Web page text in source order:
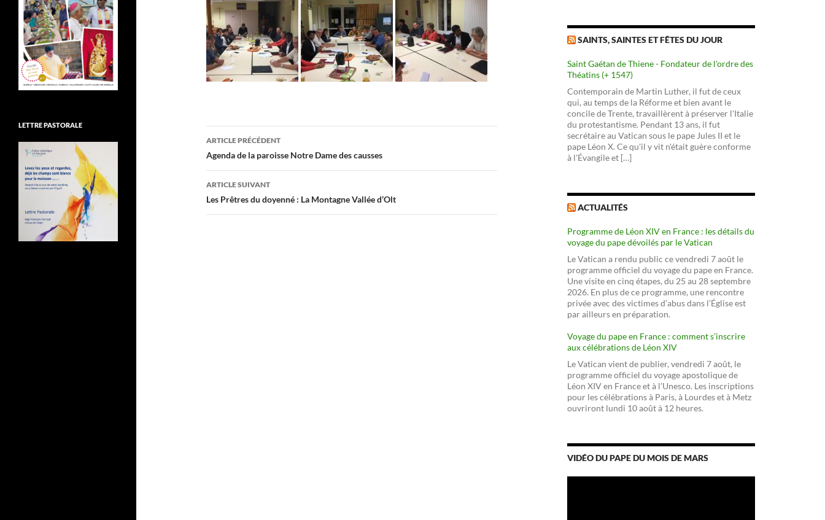
Navigation
des
articles
ARTICLE PRÉCÉDENT
Agenda de la paroisse Notre Dame des causses
ARTICLE SUIVANT
Les Prêtres du doyenné : La Montagne Vallée d’Olt
SAINTS, SAINTES ET FÊTES DU JOUR
Saint Gaétan de Thiene - Fondateur de l'ordre des
Théatins (+ 1547)
Contemporain de Martin Luther, il fut de ceux
qui, au temps de la Réforme et bien avant le
concile de Trente, travaillèrent à préserver l'Italie
du protestantisme. Pendant 13 ans, il fut
secrétaire au Vatican sous le pape Jules II et le
pape Léon X. Ce qu'il y vit n'était guère conforme
à l'Évangile et […]
ACTUALITÉS
Programme de Léon XIV en France : les détails du
voyage du pape dévoilés par le Vatican
Le Vatican a rendu public ce vendredi 7 août le
programme officiel du voyage du pape en France.
Une visite en cinq étapes, du 25 au 28 septembre
2026. En plus de ce programme, une rencontre
privée avec des victimes d’abus dans l’Église est
par ailleurs en préparation.
Voyage du pape en France : comment s’inscrire
aux célébrations de Léon XIV
Le Vatican vient de publier, vendredi 7 août, le
programme officiel du voyage apostolique de
Léon XIV en France et à l’Unesco. Les inscriptions
pour les célébrations à Paris, à Lourdes et à Metz
ouvriront lundi 10 août à 12 heures.
VIDÉO DU PAPE DU MOIS DE MARS
LETTRE PASTORALE